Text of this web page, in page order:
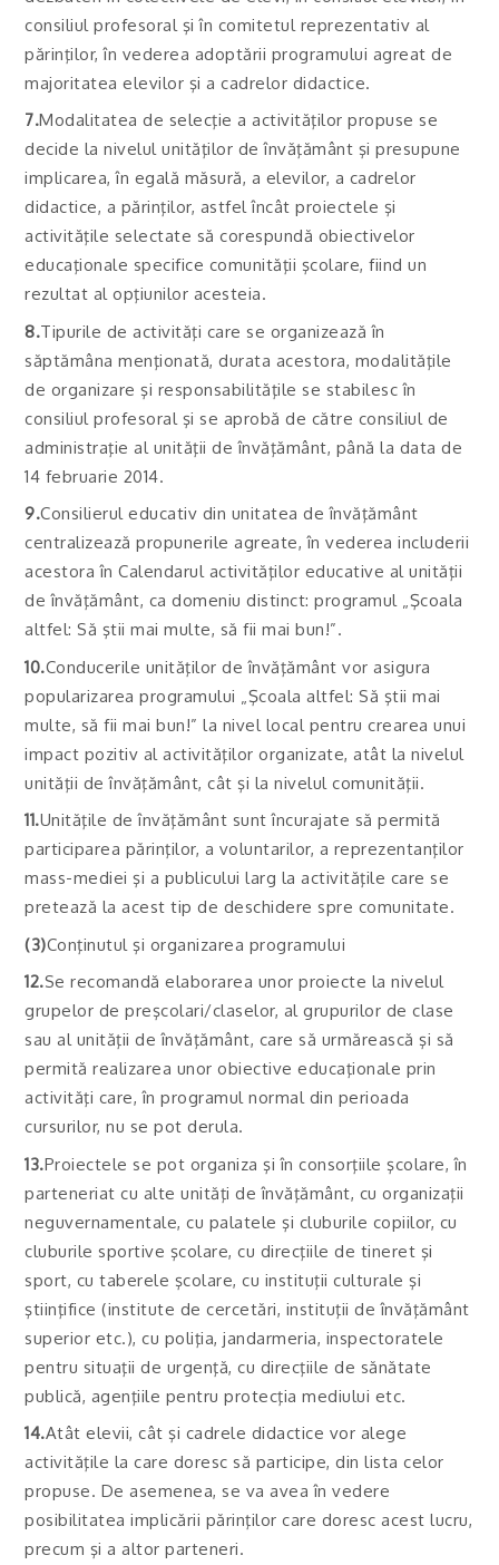
consiliul profesoral şi în comitetul reprezentativ al
părinţilor, în vederea adoptării programului agreat de
majoritatea elevilor şi a cadrelor didactice.
7.Modalitatea de selecţie a activităţilor propuse se
decide la nivelul unităţilor de învăţământ şi presupune
implicarea, în egală măsură, a elevilor, a cadrelor
didactice, a părinţilor, astfel încât proiectele şi
activităţile selectate să corespundă obiectivelor
educaţionale specifice comunităţii şcolare, fiind un
rezultat al opţiunilor acesteia.
8.Tipurile de activităţi care se organizează în
săptămâna menţionată, durata acestora, modalităţile
de organizare şi responsabilităţile se stabilesc în
consiliul profesoral şi se aprobă de către consiliul de
administraţie al unităţii de învăţământ, până la data de
14 februarie 2014.
9.Consilierul educativ din unitatea de învăţământ
centralizează propunerile agreate, în vederea includerii
acestora în Calendarul activităţilor educative al unităţii
de învăţământ, ca domeniu distinct: programul „Şcoala
altfel: Să ştii mai multe, să fii mai bun!”.
10.Conducerile unităţilor de învăţământ vor asigura
popularizarea programului „Şcoala altfel: Să ştii mai
multe, să fii mai bun!” la nivel local pentru crearea unui
impact pozitiv al activităţilor organizate, atât la nivelul
unităţii de învăţământ, cât şi la nivelul comunităţii.
11.Unităţile de învăţământ sunt încurajate să permită
participarea părinţilor, a voluntarilor, a reprezentanţilor
mass-mediei şi a publicului larg la activităţile care se
pretează la acest tip de deschidere spre comunitate.
(3)Conţinutul şi organizarea programului
12.Se recomandă elaborarea unor proiecte la nivelul
grupelor de preşcolari/claselor, al grupurilor de clase
sau al unităţii de învăţământ, care să urmărească şi să
permită realizarea unor obiective educaţionale prin
activităţi care, în programul normal din perioada
cursurilor, nu se pot derula.
13.Proiectele se pot organiza şi în consorţiile şcolare, în
parteneriat cu alte unităţi de învăţământ, cu organizaţii
neguvernamentale, cu palatele şi cluburile copiilor, cu
cluburile sportive şcolare, cu direcţiile de tineret şi
sport, cu taberele şcolare, cu instituţii culturale şi
ştiinţifice (institute de cercetări, instituţii de învăţământ
superior etc.), cu poliţia, jandarmeria, inspectoratele
pentru situaţii de urgenţă, cu direcţiile de sănătate
publică, agenţiile pentru protecţia mediului etc.
14.Atât elevii, cât şi cadrele didactice vor alege
activităţile la care doresc să participe, din lista celor
propuse. De asemenea, se va avea în vedere
posibilitatea implicării părinţilor care doresc acest lucru,
precum şi a altor parteneri.